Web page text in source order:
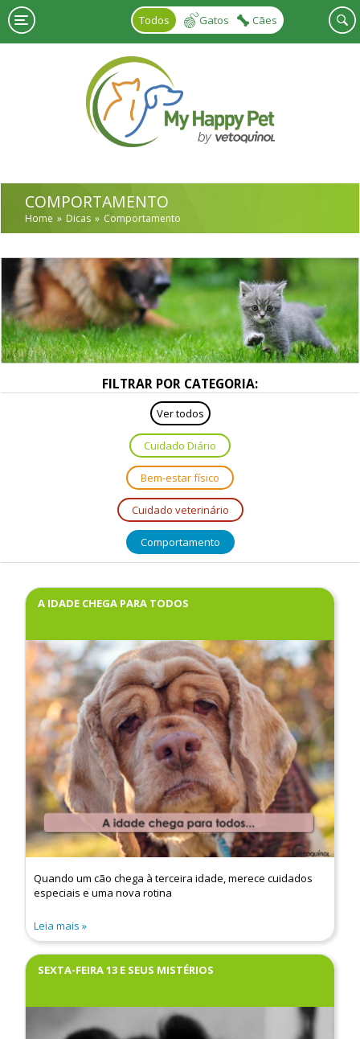
Skip to main content
Todos
Gatos Cães
COMPORTAMENTO
Home Dicas Comportamento
FILTRAR POR CATEGORIA:
Ver todos
Cuidado Diário
Bem-estar físico
Cuidado veterinário
Comportamento
A IDADE CHEGA PARA TODOS
Quando um cão chega à terceira idade, merece cuidados
especiais e uma nova rotina
Leia mais
SEXTA-FEIRA 13 E SEUS MISTÉRIOS